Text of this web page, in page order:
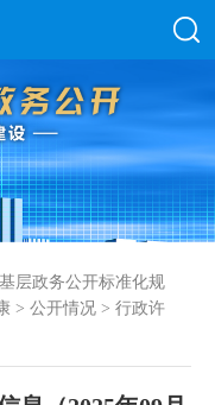
层政务公开标准化规
> 公开情况 > 行政许